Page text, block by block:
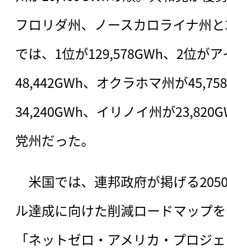
フロリダ州、ノースカロライナ州
では、1位が129,578GWh、2位が
48,442GWh、オクラホマ州が
34,240GWh、イリノイ州が
党州だった。
米国では、連邦政府が掲げる
ル達成に向けた削減ロードマップ
「ネットゼロ・アメリカ・プロジ